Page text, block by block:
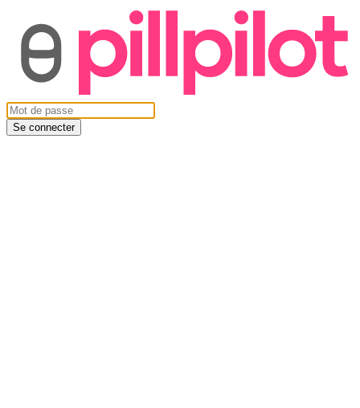
Se connecter